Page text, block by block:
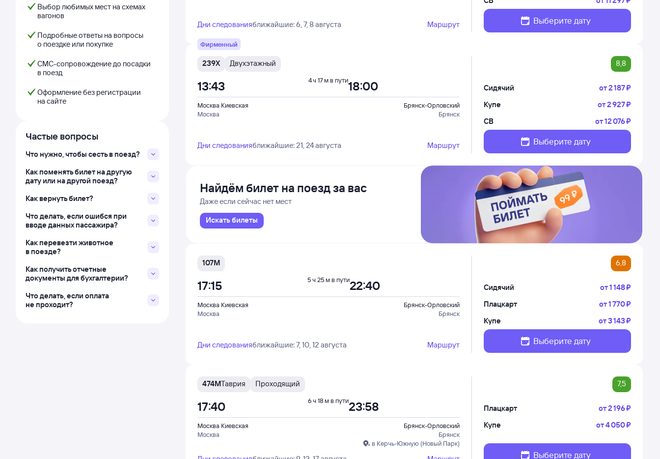
Выбор любимых мест на схемах
вагонов
Подробные ответы на вопросы
о поездке или покупке
СМС-сопровождение до посадки
в поезд
Оформление без регистрации
на сайте
Частые вопросы
Что нужно, чтобы сесть в поезд?
Как поменять билет на другую
дату или на другой поезд?
Как вернуть билет?
Что делать, если ошибся при
вводе данных пассажира?
Как перевезти животное
в поезде?
Как получить отчетные
документы для бухгалтерии?
Что делать, если оплата
не проходит?
Дни следованияближайшие: 6, 7, 8 августа Маршрут Выберите дату
Фирменный
239Х Двухэтажный 8,8
Москва Киевская
Москва
Брянск-Орловский
Брянск
13:43 18:00
4 ч 17 м в пути
Дни следованияближайшие: 21, 24 августа Маршрут
Сидячий от2 ⁠187 ⁠₽
Купе
от2 ⁠927 ⁠₽
СВ
от12 ⁠076 ⁠₽
Выберите дату
Найдём билет на поезд за вас
Даже если сейчас нет мест
Искать билеты
107М 6,8
Москва Киевская
Москва
Брянск-Орловский
Брянск
17:15 22:40
5 ч 25 м в пути
Дни следованияближайшие: 7, 10, 12 августа Маршрут
Сидячий от1 ⁠148 ⁠₽
Плацкарт
от1 ⁠770 ⁠₽
Купе
от3 ⁠143 ⁠₽
Выберите дату
474МТаврия Проходящий 7,5
Москва Киевская
Москва
Брянск-Орловский
Брянск
в Керчь-Южную (Новый Парк)
17:40 23:58
6 ч 18 м в пути
Плацкарт от2 ⁠196 ⁠₽
Купе
от4 ⁠050 ⁠₽
Выберите дату